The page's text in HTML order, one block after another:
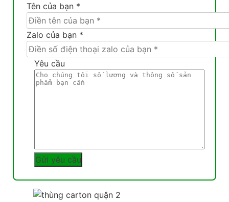
Tên của bạn *
Zalo của bạn *
Yêu cầu